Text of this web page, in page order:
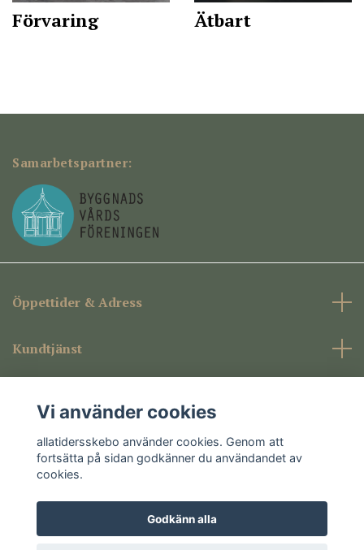
Förvaring Ätbart
Samarbetspartner:
Öppettider & Adress
Kundtjänst
Sociala medier
Vi använder cookies
allatidersskebo använder cookies. Genom att
fortsätta på sidan godkänner du användandet av
cookies.
Godkänn alla